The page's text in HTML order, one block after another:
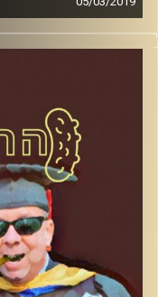
פרופסור בועז
להיות ימין רך
קרדיט תמונות: